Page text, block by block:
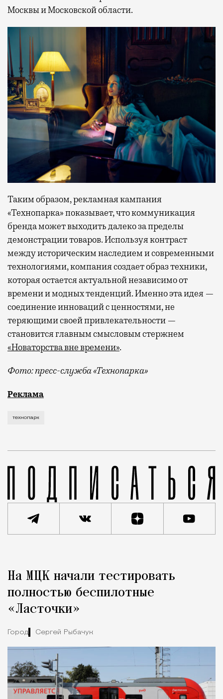
Москвы и Московской области.
Таким образом, рекламная кампания
«Технопарка» показывает, что коммуникация
бренда может выходить далеко за пределы
демонстрации товаров. Используя контраст
между историческим наследием и современными
технологиями, компания создает образ техники,
которая остается актуальной независимо от
времени и модных тенденций. Именно эта идея —
соединение инноваций с ценностями, не
теряющими своей привлекательности —
становится главным смысловым стержнем
«Новаторства вне времени».
Фото: пресс-служба «Технопарка»
Рекламные кампании техники редко выходят за
Реклама
технопарк
Город
На МЦК начали тестировать
полностью беспилотные
«Ласточки»
Город Сергей Рыбачук